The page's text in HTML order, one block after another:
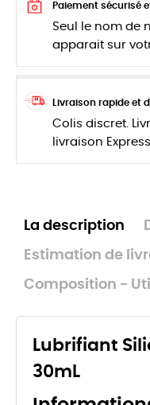
Paiement sécurisé
Seul le nom de
apparait sur
Livraison rapide et
Colis discret.
livraison
La description
Estimation de
Composition -
Lubrifiant
30mL